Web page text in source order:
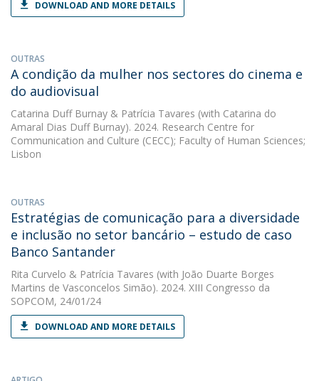
DOWNLOAD AND MORE DETAILS
OUTRAS
A condição da mulher nos sectores do cinema e
do audiovisual
Catarina Duff Burnay & Patrícia Tavares (with Catarina do
Amaral Dias Duff Burnay). 2024. Research Centre for
Communication and Culture (CECC); Faculty of Human Sciences;
Lisbon
OUTRAS
Estratégias de comunicação para a diversidade
e inclusão no setor bancário – estudo de caso
Banco Santander
Rita Curvelo & Patrícia Tavares (with João Duarte Borges
Martins de Vasconcelos Simão). 2024. XIII Congresso da
SOPCOM, 24/01/24
DOWNLOAD AND MORE DETAILS